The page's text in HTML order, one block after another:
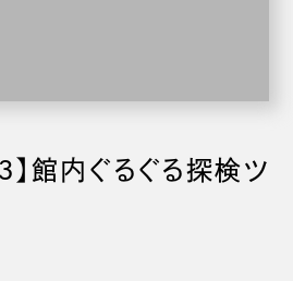
】館内ぐるぐる探検ツ